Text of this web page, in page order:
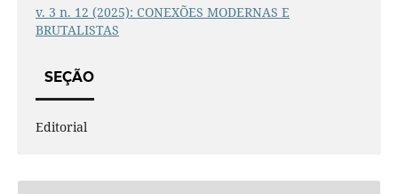
v. 3 n. 12 (2025): CONEXÕES MODERNAS E
BRUTALISTAS
SEÇÃO
Editorial